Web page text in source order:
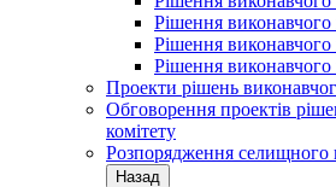
Рішення виконавчого
Рішення виконавчого
Рішення виконавчого
Проекти рішень
Обговорення проектів
комітету
Розпорядження селищного
Назад